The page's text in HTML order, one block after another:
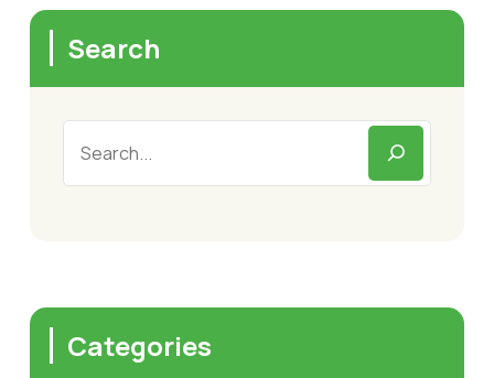
Search
Categories